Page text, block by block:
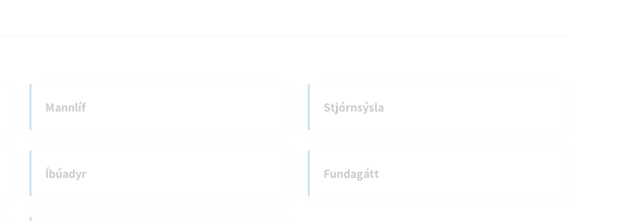
Mannlíf Stjórnsýsla
Íbúadyr Fundagátt